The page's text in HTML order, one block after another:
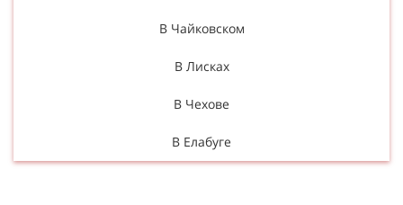
В Чайковском
В Лисках
В Чехове
В Елабуге